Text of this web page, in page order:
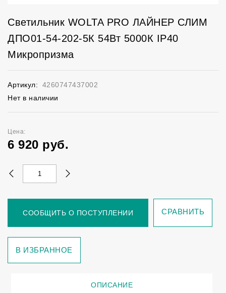
Светильник WOLTA PRO ЛАЙНЕР СЛИМ
ДПО01-54-202-5К 54Вт 5000К IP40
Микропризма
Артикул:
4260747437002
Нет в наличии
Цена:
6 920 руб.
СООБЩИТЬ О ПОСТУПЛЕНИИ СРАВНИТЬ
В ИЗБРАННОЕ
ОПИСАНИЕ